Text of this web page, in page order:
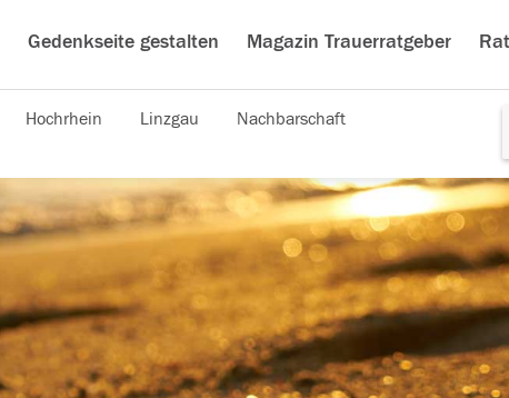
Gedenkseite gestalten Magazin Trauerratgeber
Hochrhein Linzgau Nachbarschaft